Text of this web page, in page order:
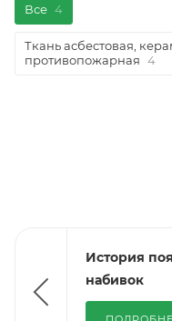
Все 4
Ткань асбестовая,
противопожарная 4
История
набивок